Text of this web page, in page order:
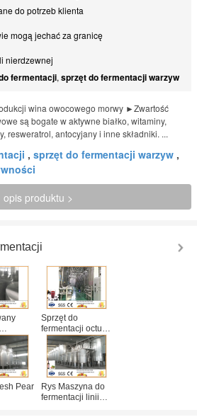
do potrzeb klienta
mogą jechać za granicę
nierdzewnej
fermentacji, sprzęt do fermentacji warzyw
wina owocowego morwy ►Zwartość
są bogate w aktywne białko, witaminy,
resweratrol, antocyjany i inne składniki. ...
, sprzęt do fermentacji warzyw ,
opis produktu >
Wine
Sprzęt do
fermentacji octu
owocowego z
czarnej porzeczki
ze sterownikiem
PLC
Pear
Rys Maszyna do
fermentacji linii